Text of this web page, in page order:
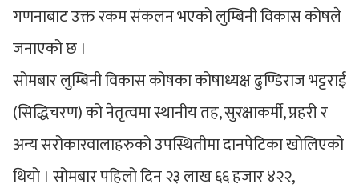
गणनाबाट उक्त रकम संकलन भएको लुम्बिनी विकास कोषले
जनाएको छ ।
सोमबार लुम्बिनी विकास कोषका कोषाध्यक्ष ढुण्डिराज भट्टराई
(सिद्धिचरण) को नेतृत्वमा स्थानीय तह, सुरक्षाकर्मी, प्रहरी र
अन्य सरोकारवालाहरुको उपस्थितीमा दानपेटिका खोलिएको
थियो । सोमबार पहिलो दिन २३ लाख ६६ हजार ४२२,